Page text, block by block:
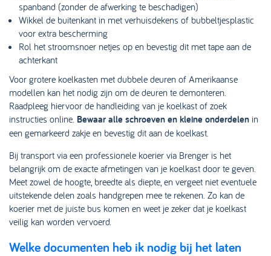
spanband (zonder de afwerking te beschadigen)
Wikkel de buitenkant in met verhuisdekens of bubbeltjesplastic
voor extra bescherming
Rol het stroomsnoer netjes op en bevestig dit met tape aan de
achterkant
Voor grotere koelkasten met dubbele deuren of Amerikaanse
modellen kan het nodig zijn om de deuren te demonteren.
Raadpleeg hiervoor de handleiding van je koelkast of zoek
instructies online. Bewaar alle schroeven en kleine onderdelen in
een gemarkeerd zakje en bevestig dit aan de koelkast.
Bij transport via een professionele koerier via Brenger is het
belangrijk om de exacte afmetingen van je koelkast door te geven.
Meet zowel de hoogte, breedte als diepte, en vergeet niet eventuele
uitstekende delen zoals handgrepen mee te rekenen. Zo kan de
koerier met de juiste bus komen en weet je zeker dat je koelkast
veilig kan worden vervoerd.
Welke documenten heb ik nodig bij het laten